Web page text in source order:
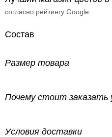
согласно рейтингу Google
Состав
Размер товара
Почему стоит заказать
Условия доставки